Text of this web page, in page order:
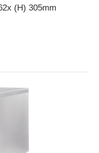
(H) 305mm